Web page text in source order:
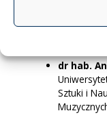
Obszar
transformacja
dr hab.
Sztuki i